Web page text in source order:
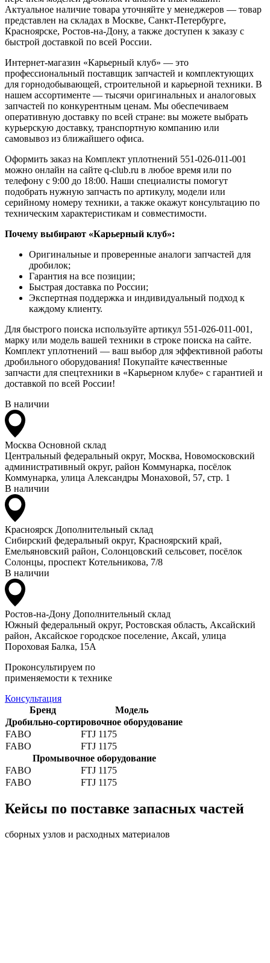
Актуальное наличие товара уточняйте у менеджеров — товар
представлен на складах в Москве, Санкт-Петербурге,
Красноярске, Ростов-на-Дону, а также доступен к заказу с
быстрой доставкой по всей России.
Интернет-магазин «Карьерный клуб» — это
профессиональный поставщик запчастей и комплектующих
для горнодобывающей, строительной и карьерной техники. В
нашем ассортименте — тысячи оригинальных и аналоговых
запчастей по конкурентным ценам. Мы обеспечиваем
оперативную доставку по всей стране: вы можете выбрать
курьерскую доставку, транспортную компанию или
самовывоз из ближайшего офиса.
Оформить заказ на Комплект уплотнений 551-026-011-001
можно онлайн на сайте q-club.ru в любое время или по
телефону с 9:00 до 18:00. Наши специалисты помогут
подобрать нужную запчасть по артикулу, модели или
серийному номеру техники, а также окажут консультацию по
техническим характеристикам и совместимости.
Почему выбирают «Карьерный клуб»:
Оригинальные и проверенные аналоги запчастей для
дробилок;
Гарантия на все позиции;
Быстрая доставка по России;
Экспертная поддержка и индивидуальный подход к
каждому клиенту.
Для быстрого поиска используйте артикул 551-026-011-001,
марку или модель вашей техники в строке поиска на сайте.
Комплект уплотнений — ваш выбор для эффективной работы
дробильного оборудования! Покупайте качественные
запчасти для спецтехники в «Карьерном клубе» с гарантией и
доставкой по всей России!
В наличии
Москва Основной склад
Центральный федеральный округ, Москва, Новомосковский
административный округ, район Коммунарка, посёлок
Коммунарка, улица Александры Монаховой, 57, стр. 1
В наличии
Красноярск Дополнительный склад
Сибирский федеральный округ, Красноярский край,
Емельяновский район, Солонцовский сельсовет, посёлок
Солонцы, проспект Котельникова, 7/8
В наличии
Ростов-на-Дону Дополнительный склад
Южный федеральный округ, Ростовская область, Аксайский
район, Аксайское городское поселение, Аксай, улица
Пороховая Балка, 15А
Проконсультируем по
применяемости к технике
Консультация
Бренд
Модель
Дробильно-сортировочное оборудование
FABO
FTJ 1175
FABO
FTJ 1175
Промывочное оборудование
FABO
FTJ 1175
FABO
FTJ 1175
Кейсы по поставке запасных частей
сборных узлов и расходных материалов